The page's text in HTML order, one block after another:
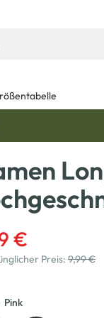
€
Preis: 9,99 €
Pink